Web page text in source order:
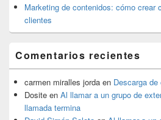
Marketing de contenidos: cómo crear
clientes
Comentarios recientes
carmen miralles jorda en Descarga
Dosite en Al llamar a un grupo de
llamada termina